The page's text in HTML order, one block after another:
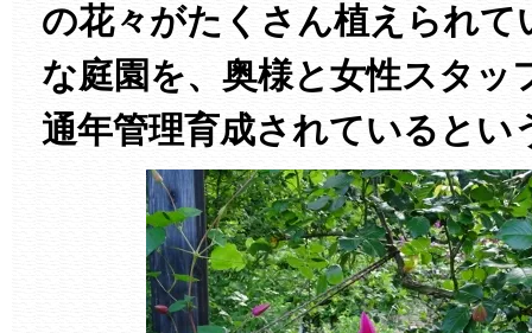
の花々がたくさん植えられて
な庭園を、奥様と女性スタッ
通年管理育成されているとい